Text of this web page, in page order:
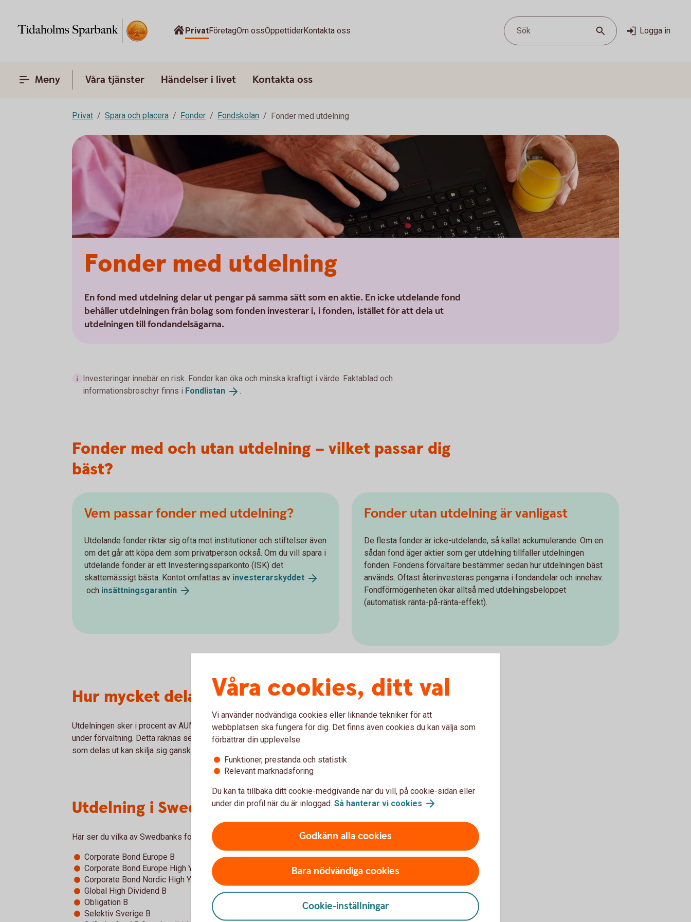
PrivatFöretagOm ossÖppettiderKontakta oss Sök Logga in
Meny Våra tjänster Händelser i livet Kontakta oss
Privat Spara och placera Fonder Fondskolan Fonder med utdelning
Fonder med utdelning
En fond med utdelning delar ut pengar på samma sätt som en aktie. En icke utdelande fond
behåller utdelningen från bolag som fonden investerar i, i fonden, istället för att dela ut
utdelningen till fondandelsägarna.
Investeringar innebär en risk. Fonder kan öka och minska kraftigt i värde. Faktablad och
informationsbroschyr finns i Fondlistan .
Fonder med och utan utdelning – vilket passar dig
bäst?
Vem passar fonder med utdelning?
Utdelande fonder riktar sig ofta mot institutioner och stiftelser även
om det går att köpa dem som privatperson också. Om du vill spara i
utdelande fonder är ett Investeringssparkonto (ISK) det
skattemässigt bästa. Kontot omfattas av investerarskyddet
och insättningsgarantin .
Fonder utan utdelning är vanligast
De flesta fonder är icke-utdelande, så kallat ackumulerande. Om en
sådan fond äger aktier som ger utdelning tillfaller utdelningen
fonden. Fondens förvaltare bestämmer sedan hur utdelningen bäst
används. Oftast återinvesteras pengarna i fondandelar och innehav.
Fondförmögenheten ökar alltså med utdelningsbeloppet
(automatisk ränta-på-ränta-effekt).
Hur mycket delas ut i fonder med utdelning?
Utdelningen sker i procent av AUM (Assets Under Management), det vill säga tillgångar
under förvaltning. Detta räknas sedan om till kronor per fondandel. Hur många procent
som delas ut kan skilja sig ganska mycket från fond till fond.
Utdelning i Swedbank Roburs fonder
Här ser du vilka av Swedbanks fonder som kan komma att ge utdelning.
Corporate Bond Europe B
Corporate Bond Europe High Yield B
Corporate Bond Nordic High Yield B
Global High Dividend B
Obligation B
Selektiv Sverige B
Våra cookies, ditt val
Vi använder nödvändiga cookies eller liknande tekniker för att
webbplatsen ska fungera för dig. Det finns även cookies du kan välja som
förbättrar din upplevelse:
Funktioner, prestanda och statistik
Relevant marknadsföring
Du kan ta tillbaka ditt cookie-medgivande när du vill, på cookie-sidan eller
under din profil när du är inloggad. Så hanterar vi cookies .
Godkänn alla cookies
Bara nödvändiga cookies
Cookie-inställningar